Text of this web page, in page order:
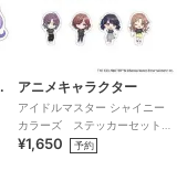
Mining) アニメキャラクター
アイドルマスター シャイニー
カラーズ ステッカーセット
(283プロ ノクチル)
¥1,650 予約